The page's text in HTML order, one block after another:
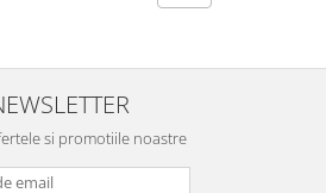
si promotiile noastre